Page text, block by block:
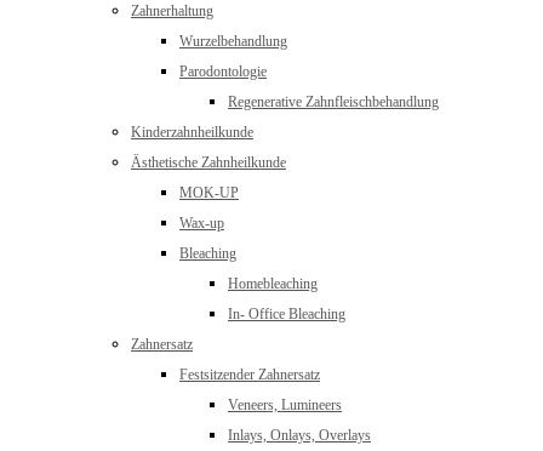
Zahnerhaltung
Wurzelbehandlung
Parodontologie
Regenerative Zahnfleischbehandlung
Kinderzahnheilkunde
Ästhetische Zahnheilkunde
MOK-UP
Wax-up
Bleaching
Homebleaching
In- Office Bleaching
Zahnersatz
Festsitzender Zahnersatz
Veneers, Lumineers
Inlays, Onlays, Overlays